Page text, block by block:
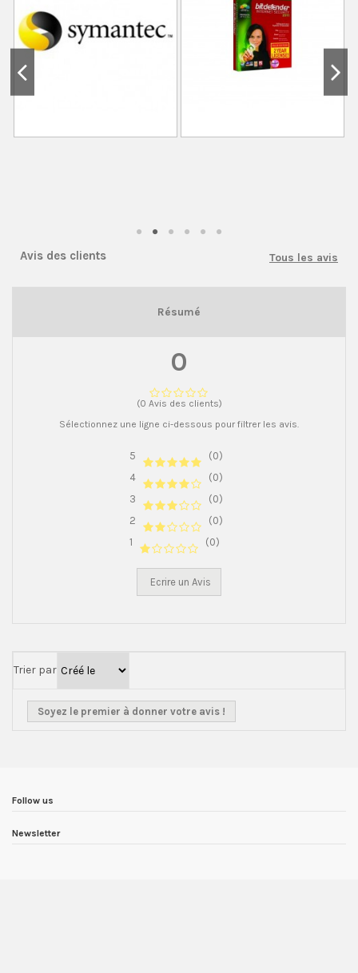
Avis des clients Tous les avis
Résumé
0
(0 Avis des clients)
Sélectionnez une ligne ci-dessous pour filtrer les avis.
5
(0)
4
(0)
3
(0)
2
(0)
1
(0)
Ecrire un Avis
Trier par
Soyez le premier à donner votre avis !
Follow us
Newsletter